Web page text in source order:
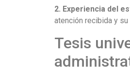
2. Experiencia del
atención recibida y
Tesis